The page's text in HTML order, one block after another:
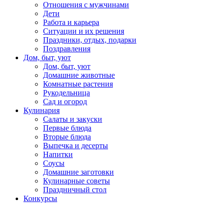
Отношения с мужчинами
Дети
Работа и карьера
Ситуации и их решения
Праздники, отдых, подарки
Поздравления
Дом, быт, уют
Дом, быт, уют
Домашние животные
Комнатные растения
Рукодельница
Сад и огород
Кулинария
Салаты и закуски
Первые блюда
Вторые блюда
Выпечка и десерты
Напитки
Соусы
Домашние заготовки
Кулинарные советы
Праздничный стол
Конкурсы